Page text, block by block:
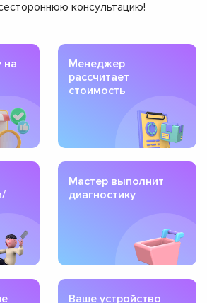
консультацию!
на
Менеджер
рассчитает
стоимость
Мастер выполнит
диагностику
Ваше устройство